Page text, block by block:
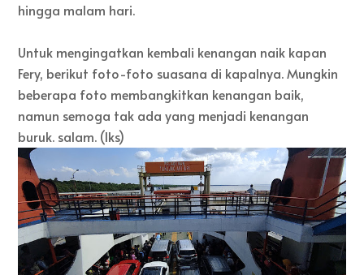
hingga malam hari.
Untuk mengingatkan kembali kenangan naik kapan
Fery, berikut foto-foto suasana di kapalnya. Mungkin
beberapa foto membangkitkan kenangan baik,
namun semoga tak ada yang menjadi kenangan
buruk. salam. (Iks)